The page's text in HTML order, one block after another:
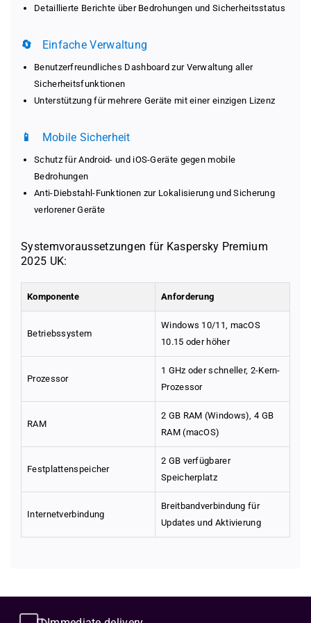
Detaillierte Berichte über Bedrohungen und Sicherheitsstatus
🔄 Einfache Verwaltung
Benutzerfreundliches Dashboard zur Verwaltung aller
Sicherheitsfunktionen
Unterstützung für mehrere Geräte mit einer einzigen Lizenz
📱 Mobile Sicherheit
Schutz für Android- und iOS-Geräte gegen mobile
Bedrohungen
Anti-Diebstahl-Funktionen zur Lokalisierung und Sicherung
verlorener Geräte
Systemvoraussetzungen für Kaspersky Premium
2025 UK:
Komponente Anforderung
Betriebssystem
Windows 10/11, macOS
10.15 oder höher
Prozessor
1 GHz oder schneller, 2-Kern-
Prozessor
RAM
2 GB RAM (Windows), 4 GB
RAM (macOS)
Festplattenspeicher
2 GB verfügbarer
Speicherplatz
Internetverbindung
Breitbandverbindung für
Updates und Aktivierung
tailored to the challenges of the modern digital world.
system that offers you the best quality at fair conditions. We rely